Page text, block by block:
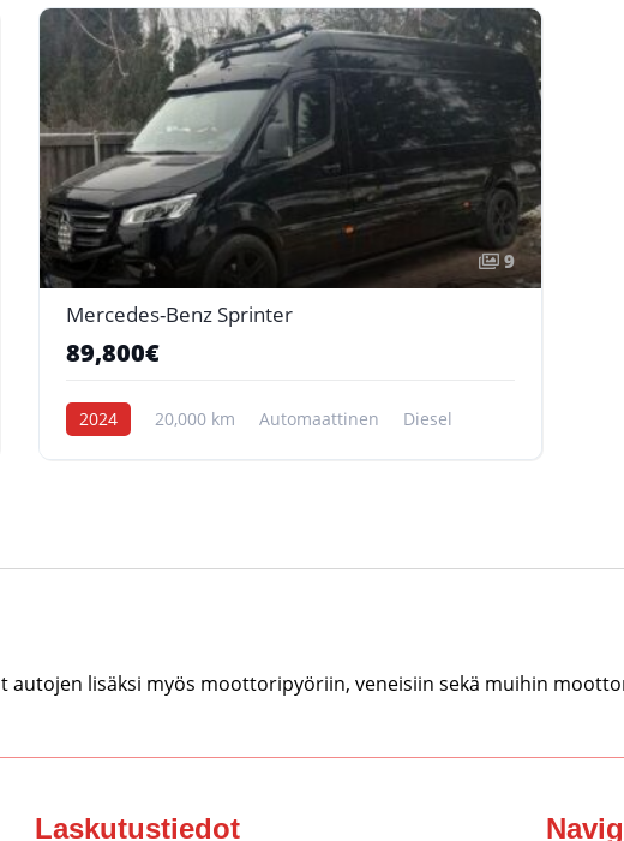
9
Mercedes-Benz Sprinter
89,800€
2024 20,000 km Automaattinen Diesel
lisäksi myös moottoripyöriin, veneisiin sekä muihin
Laskutustiedot